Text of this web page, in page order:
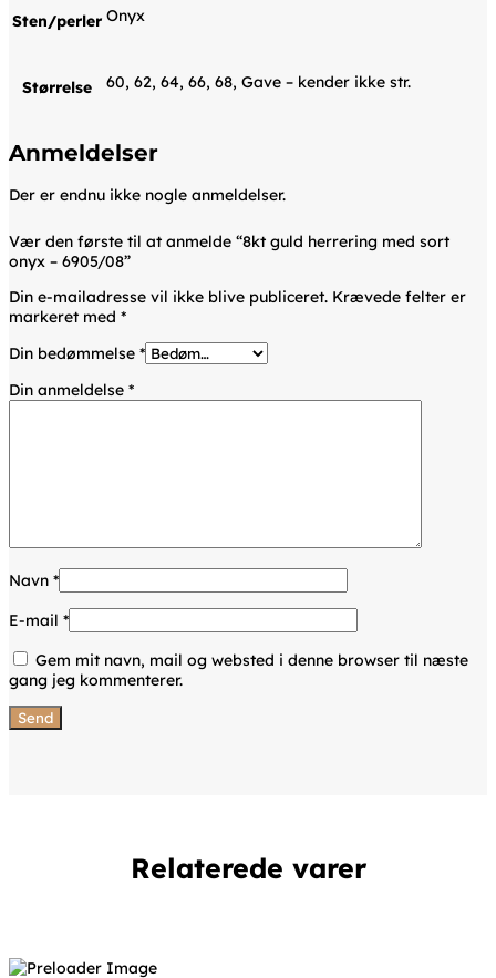
Sten/perler Onyx
Størrelse 60, 62, 64, 66, 68, Gave – kender ikke str.
Anmeldelser
Der er endnu ikke nogle anmeldelser.
Vær den første til at anmelde “8kt guld herrering med sort
onyx – 6905/08”
Din e-mailadresse vil ikke blive publiceret. Krævede felter er
markeret med *
Din bedømmelse *
Din anmeldelse *
Navn *
E-mail *
Gem mit navn, mail og websted i denne browser til næste
gang jeg kommenterer.
Relaterede varer